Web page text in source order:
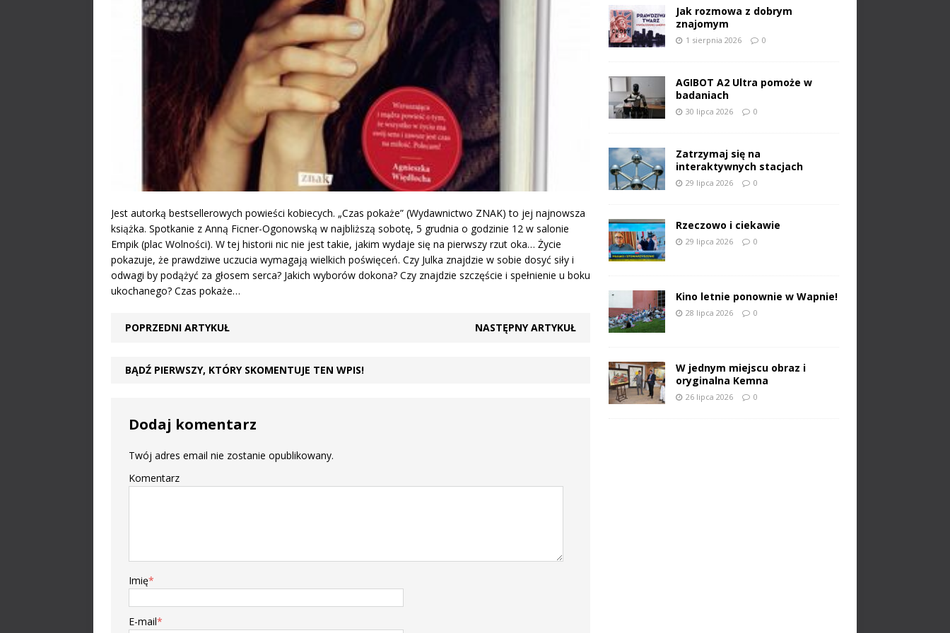
Jest autorką bestsellerowych powieści kobiecych. „Czas pokaże” (Wydawnictwo ZNAK) to jej najnowsza
książka. Spotkanie z Anną Ficner-Ogonowską w najbliższą sobotę, 5 grudnia o godzinie 12 w salonie
Empik (plac Wolności). W tej historii nic nie jest takie, jakim wydaje się na pierwszy rzut oka… Życie
pokazuje, że prawdziwe uczucia wymagają wielkich poświęceń. Czy Julka znajdzie w sobie dosyć siły i
odwagi by podążyć za głosem serca? Jakich wyborów dokona? Czy znajdzie szczęście i spełnienie u boku
ukochanego? Czas pokaże…
POPRZEDNI ARTYKUŁ NASTĘPNY ARTYKUŁ
BĄDŹ PIERWSZY, KTÓRY SKOMENTUJE TEN WPIS!
Dodaj komentarz
Twój adres email nie zostanie opublikowany.
Komentarz
Imię*
E-mail*
Jak rozmowa z dobrym
znajomym
1 sierpnia 2026 0
AGIBOT A2 Ultra pomoże w
badaniach
30 lipca 2026 0
Zatrzymaj się na
interaktywnych stacjach
29 lipca 2026 0
Rzeczowo i ciekawie
29 lipca 2026 0
Kino letnie ponownie w Wapnie!
28 lipca 2026 0
W jednym miejscu obraz i
oryginalna Kemna
26 lipca 2026 0